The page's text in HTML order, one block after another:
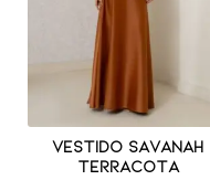
Vestido savanah
terracota